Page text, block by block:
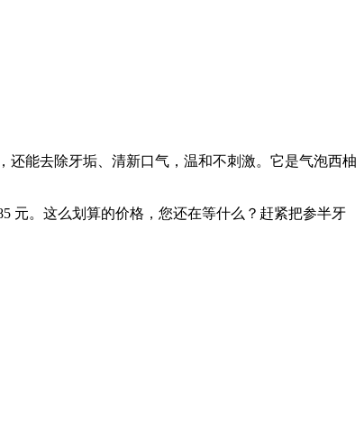
能去除牙垢、清新口气，温和不刺激。它是气泡西柚
元。这么划算的价格，您还在等什么？赶紧把参半牙